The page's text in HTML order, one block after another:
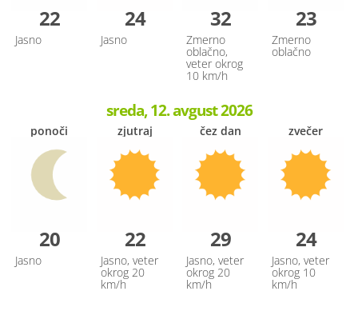
22
Jasno
24
Jasno
32
Zmerno
oblačno,
veter okrog
10 km/h
23
Zmerno
oblačno
sreda, 12. avgust 2026
ponoči
20
Jasno
zjutraj
22
Jasno, veter
okrog 20
km/h
čez dan
29
Jasno, veter
okrog 20
km/h
zvečer
24
Jasno, veter
okrog 10
km/h